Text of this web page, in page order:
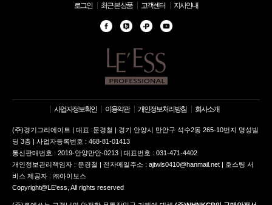
로그인 최근 본 상품 고객센터 지사안내
사업자정보확인 이용약관 개인정보처리방침 회사소개
(주)경기그리에이트 | 대표 :문경철 | 경기 안양시 만안구 석수2동 265-10번지 명성빌
딩 3층 | 사업자등록번호 : 468-81-01413
통신판매번호 : 2019-안양만안-0213 | 대표번호 : 031-471-4402
개인정보관리책임자 : 문경철 | 전자메일주소 : ajtwls0410@hanmail.net | 호스팅 서
비스 제공자 : ㈜아이보스
Copyright@LE'ess, All rights reserved